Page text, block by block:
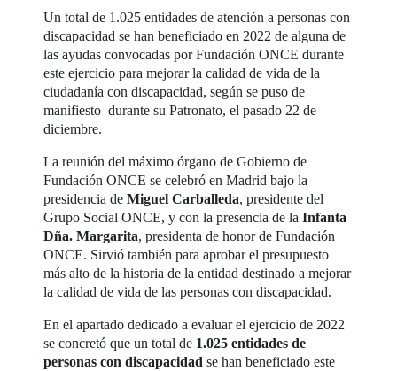
Un total de 1.025 entidades de atención a personas con
discapacidad se han beneficiado en 2022 de alguna de
las ayudas convocadas por Fundación ONCE durante
este ejercicio para mejorar la calidad de vida de la
ciudadanía con discapacidad, según se puso de
manifiesto durante su Patronato, el pasado 22 de
diciembre.
La reunión del máximo órgano de Gobierno de
Fundación ONCE se celebró en Madrid bajo la
presidencia deMiguel Carballeda, presidente del
Grupo Social ONCE, y con la presencia de laInfanta
Dña. Margarita, presidenta de honor de Fundación
ONCE. Sirvió también para aprobar el presupuesto
más alto de la historia de la entidad destinado a mejorar
la calidad de vida de las personas con discapacidad.
En el apartado dedicado a evaluar el ejercicio de 2022
se concretó que un total de 1.025 entidades de
personas con discapacidadse han beneficiado este